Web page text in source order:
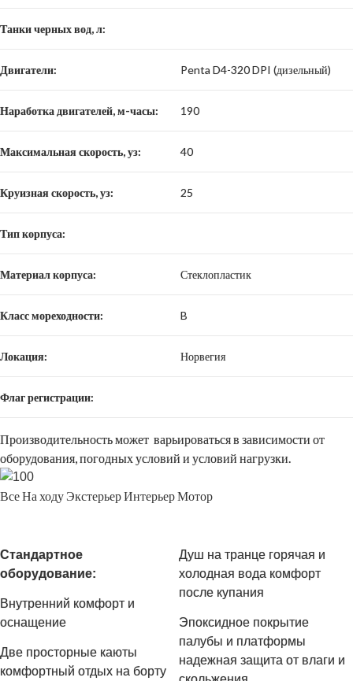
Танки черных вод, л:
Двигатели: Penta D4-320 DPI (дизельный)
Наработка двигателей, м-часы: 190
Максимальная скорость, уз: 40
Круизная скорость, уз: 25
Тип корпуса:
Материал корпуса: Стеклопластик
Класс мореходности: B
Локация: Норвегия
Флаг регистрации:
Производительность может варьироваться в зависимости от
оборудования, погодных условий и условий нагрузки.
ВсеНа ходу ЭкстерьерИнтерьерМотор
Стандартное
оборудование:
Внутренний комфорт и
оснащение
Две просторные каюты
комфортный отдых на борту
Душ на транце горячая и
холодная вода комфорт
после купания
Эпоксидное покрытие
палубы и платформы
надежная защита от влаги и